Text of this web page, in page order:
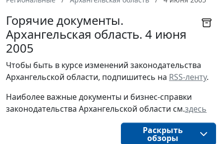
Горячие документы.
Архангельская область. 4 июня
2005
Чтобы быть в курсе изменений законодательства
Архангельской области, подпишитесь на RSS-ленту.
Наиболее важные документы и бизнес-справки
законодательства Архангельской области см.здесь
Раскрыть
обзоры